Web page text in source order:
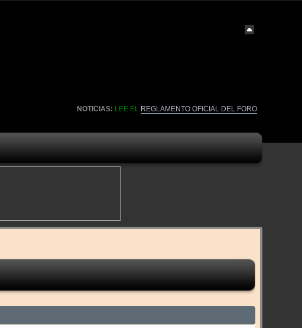
NOTICIAS: LEE EL REGLAMENTO OFICIAL DEL FORO